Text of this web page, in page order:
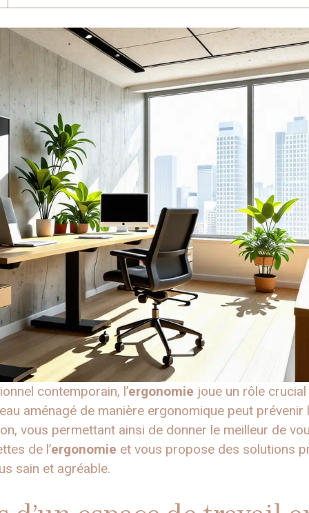
contemporain, l’ergonomie joue un rôle
aménagé de manière ergonomique peut
vous permettant ainsi de donner le meilleur de
de l’ergonomie et vous propose des solutions
sain et agréable.